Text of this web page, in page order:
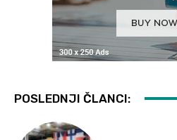
POSLEDNJI ČLANCI: